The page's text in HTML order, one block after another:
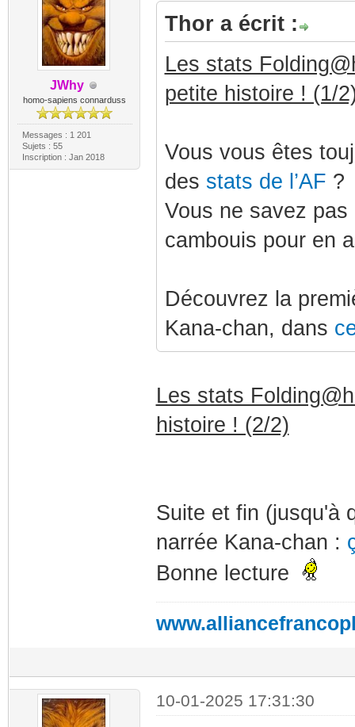
JWhy
homo-sapiens connarduss
Messages : 1 201
Sujets : 55
Inscription : Jan 2018
Thor a écrit :
Les stats
petite histoire ! (1/
Vous vous êtes
des stats de l’AF ?
Vous ne savez
cambouis pour en
Découvrez la
Kana-chan, dans
Les stats
histoire ! (2/2)
Suite et fin (jusqu'à
narrée Kana-chan :
Bonne lecture
10-01-2025 17:31:30